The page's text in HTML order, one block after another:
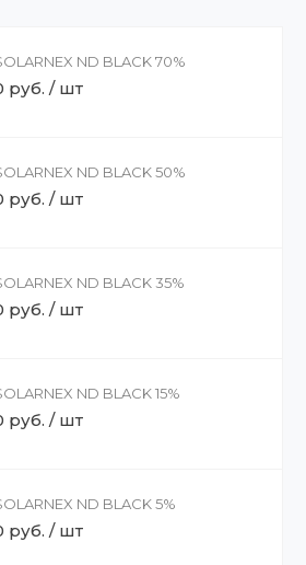
ND BLACK 70%
руб. / шт
ND BLACK 50%
руб. / шт
ND BLACK 35%
руб. / шт
ND BLACK 15%
руб. / шт
ND BLACK 5%
руб. / шт